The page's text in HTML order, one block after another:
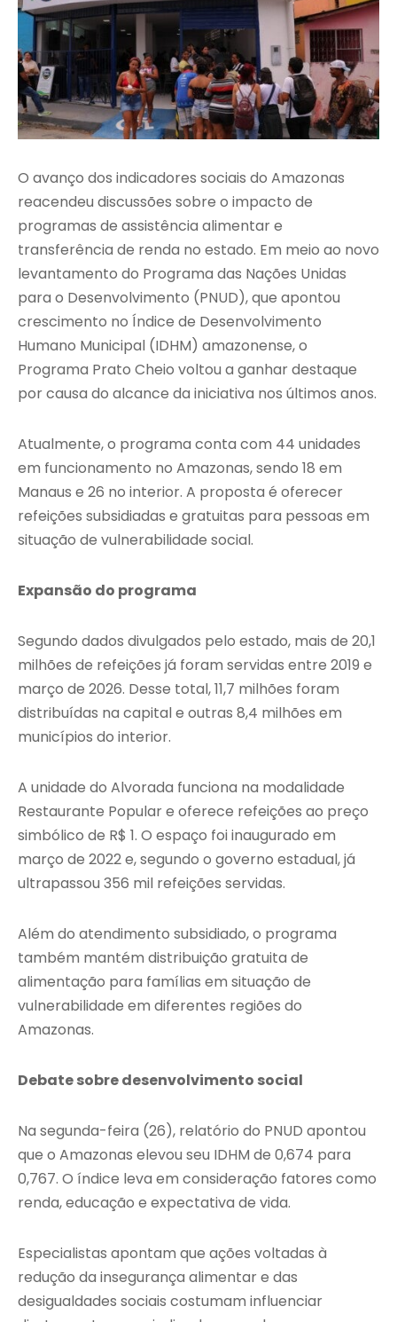
O avanço dos indicadores sociais do Amazonas
reacendeu discussões sobre o impacto de
programas de assistência alimentar e
transferência de renda no estado. Em meio ao novo
levantamento do Programa das Nações Unidas
para o Desenvolvimento (PNUD), que apontou
crescimento no Índice de Desenvolvimento
Humano Municipal (IDHM) amazonense, o
Programa Prato Cheio voltou a ganhar destaque
por causa do alcance da iniciativa nos últimos anos.
Atualmente, o programa conta com 44 unidades
em funcionamento no Amazonas, sendo 18 em
Manaus e 26 no interior. A proposta é oferecer
refeições subsidiadas e gratuitas para pessoas em
situação de vulnerabilidade social.
Expansão do programa
Segundo dados divulgados pelo estado, mais de 20,1
milhões de refeições já foram servidas entre 2019 e
março de 2026. Desse total, 11,7 milhões foram
distribuídas na capital e outras 8,4 milhões em
municípios do interior.
A unidade do Alvorada funciona na modalidade
Restaurante Popular e oferece refeições ao preço
simbólico de R$ 1. O espaço foi inaugurado em
março de 2022 e, segundo o governo estadual, já
ultrapassou 356 mil refeições servidas.
Além do atendimento subsidiado, o programa
também mantém distribuição gratuita de
alimentação para famílias em situação de
vulnerabilidade em diferentes regiões do
Amazonas.
Debate sobre desenvolvimento social
Na segunda-feira (26), relatório do PNUD apontou
que o Amazonas elevou seu IDHM de 0,674 para
0,767. O índice leva em consideração fatores como
renda, educação e expectativa de vida.
Especialistas apontam que ações voltadas à
redução da insegurança alimentar e das
desigualdades sociais costumam influenciar